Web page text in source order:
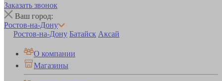
Заказать звонок
Ваш город:
Ростов-на-Дону
Ростов-на-Дону Батайск Аксай
О компании
Магазины